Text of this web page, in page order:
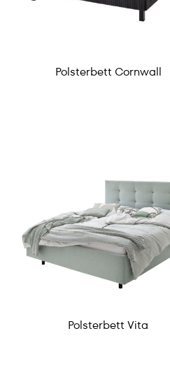
Polsterbett Cornwall
Polsterbett Vita